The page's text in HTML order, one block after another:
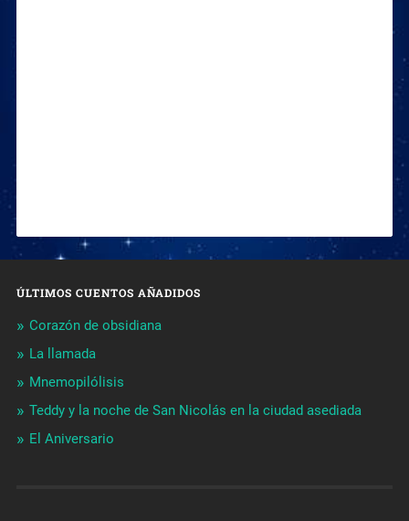
ÚLTIMOS CUENTOS AÑADIDOS
Corazón de obsidiana
La llamada
Mnemopilólisis
Teddy y la noche de San Nicolás en la ciudad asediada
El Aniversario